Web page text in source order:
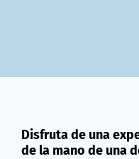
Disfruta de una
de la mano de una